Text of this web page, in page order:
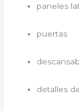
paneles
puertas
detalles